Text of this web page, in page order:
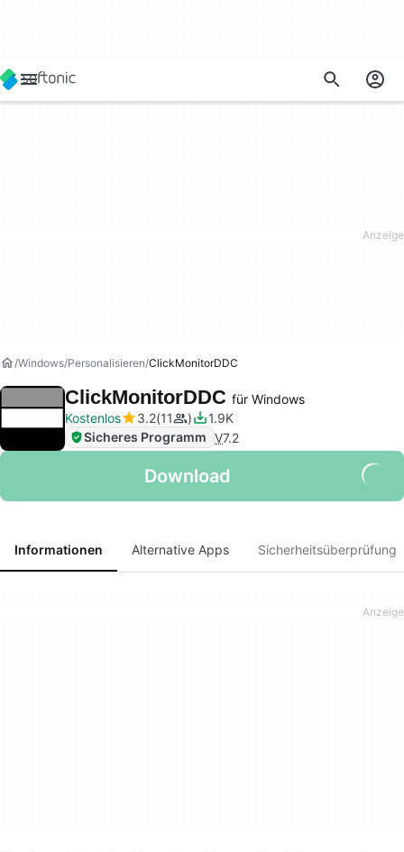
Windows Personalisieren ClickMonitorDDC
ClickMonitorDDC für Windows
Kostenlos
3.2 11
1.9K
Sicheres Programm V7.2
Download
Informationen Alternative Apps Sicherheitsüberprüfung